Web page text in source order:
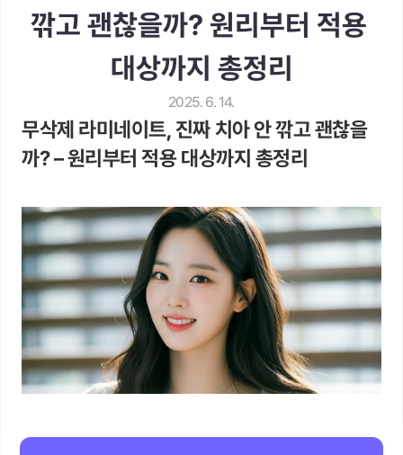
깎고 괜찮을까? 원리부터 적용
대상까지 총정리
2025. 6. 14.
무삭제 라미네이트, 진짜 치아 안 깎고 괜찮을
까? – 원리부터 적용 대상까지 총정리